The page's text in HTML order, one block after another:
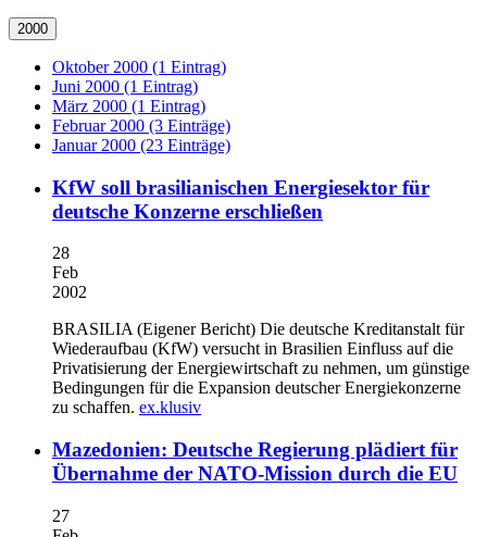
2000
Oktober 2000 (1 Eintrag)
Juni 2000 (1 Eintrag)
März 2000 (1 Eintrag)
Februar 2000 (3 Einträge)
Januar 2000 (23 Einträge)
KfW soll brasilianischen Energiesektor für
deutsche Konzerne erschließen
28
Feb
2002
BRASILIA (Eigener Bericht) Die deutsche Kreditanstalt für
Wiederaufbau (KfW) versucht in Brasilien Einfluss auf die
Privatisierung der Energiewirtschaft zu nehmen, um günstige
Bedingungen für die Expansion deutscher Energiekonzerne
zu schaffen. ex.klusiv
Mazedonien: Deutsche Regierung plädiert für
Übernahme der NATO-Mission durch die EU
27